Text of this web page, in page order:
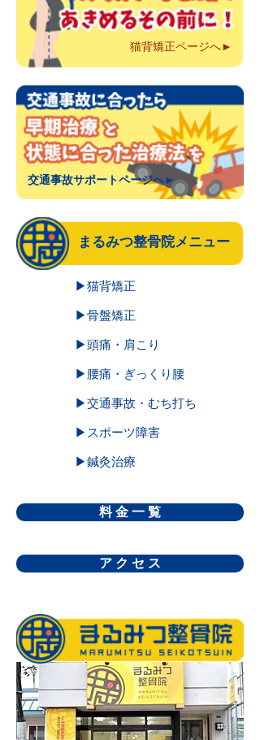
猫背矯正ページへ►
交通事故サポートページへ►
まるみつ整骨院メニュー
▶猫背矯正
▶骨盤矯正
▶頭痛・肩こり
▶腰痛・ぎっくり腰
▶交通事故・むち打ち
▶スポーツ障害
▶鍼灸治療
料 金 一 覧
ア ク セ ス